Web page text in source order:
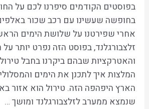
בפוסטים הקודמים סיפרנו לכם על
בחופשה שעשינו עם רכב שכור
אחרי שפירטנו על שלושת הימים
זלצבורגלנד, בפוסט הזה נפרט יותר
והאטרקציות שבהם ביקרנו בחבל
המלצות איך לתכנן את הימים
הארץ היפהפה הזה. טירול הוא אזור
שנמצא ממערב לזלצבורגלנד ומושך …